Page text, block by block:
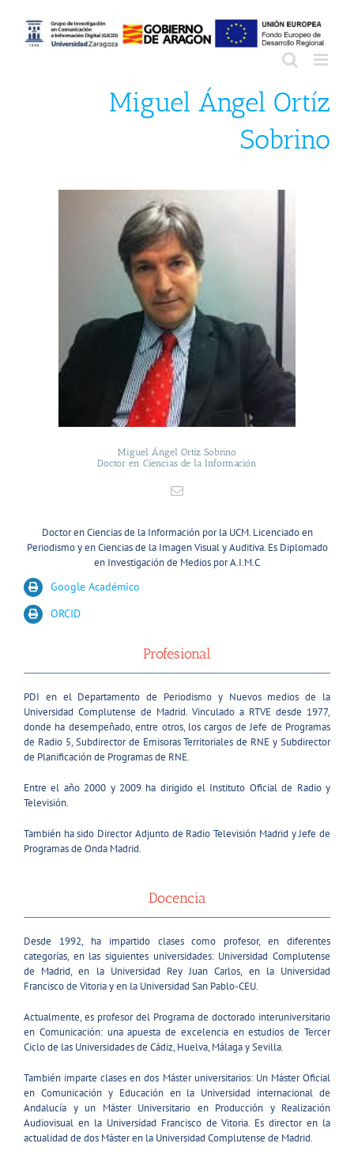
contenido
Miguel Ángel Ortíz
Sobrino
Miguel Ángel Ortíz Sobrino
Doctor en Ciencias de la Información
Doctor en Ciencias de la Información por la UCM. Licenciado en
Periodismo y en Ciencias de la Imagen Visual y Auditiva. Es Diplomado
en Investigación de Medios por A.I.M.C
Google Académico
ORCID
Profesional
PDI en el Departamento de Periodismo y Nuevos medios de la
Universidad Complutense de Madrid. Vinculado a RTVE desde 1977,
donde ha desempeñado, entre otros, los cargos de Jefe de Programas
de Radio 5, Subdirector de Emisoras Territoriales de RNE y Subdirector
de Planificación de Programas de RNE.
Entre el año 2000 y 2009 ha dirigido el Instituto Oficial de Radio y
Televisión.
También ha sido Director Adjunto de Radio Televisión Madrid y Jefe de
Programas de Onda Madrid.
Docencia
Desde 1992, ha impartido clases como profesor, en diferentes
categorías, en las siguientes universidades: Universidad Complutense
de Madrid, en la Universidad Rey Juan Carlos, en la Universidad
Francisco de Vitoria y en la Universidad San Pablo-CEU.
Actualmente, es profesor del Programa de doctorado interuniversitario
en Comunicación: una apuesta de excelencia en estudios de Tercer
Ciclo de las Universidades de Cádiz, Huelva, Málaga y Sevilla.
También imparte clases en dos Máster universitarios: Un Máster Oficial
en Comunicación y Educación en la Universidad internacional de
Andalucía y un Máster Universitario en Producción y Realización
Audiovisual en la Universidad Francisco de Vitoria. Es director en la
actualidad de dos Máster en la Universidad Complutense de Madrid.